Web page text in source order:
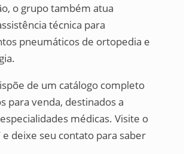
o grupo também atua
técnica para
pneumáticos de ortopedia e
de um catálogo completo
para venda, destinados a
médicas. Visite o
e deixe seu contato para saber